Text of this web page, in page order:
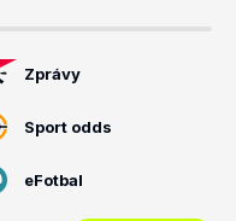
Zprávy
Sport odds
eFotbal